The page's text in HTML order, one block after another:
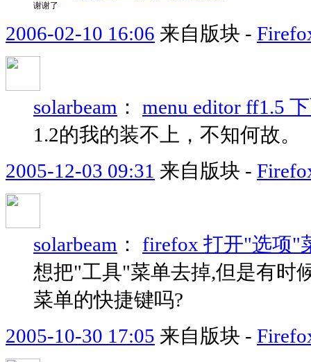
谢谢了
2006-02-10 16:06 来自版块 -
solarbeam ： menu editor ff1.5
1.2的我的装不上，不知何故。
2005-12-03 09:31 来自版块 -
solarbeam ： firefox 打开"选项"
想把"工具"菜单去掉,但是有时
菜单的快捷键吗?
2005-10-30 17:05 来自版块 -